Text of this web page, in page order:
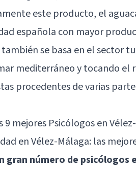
este producto, el
española con mayor
se basa en el sector
mediterráneo y tocando el
procedentes de varias
9 mejores Psicólogos en
en Vélez-Málaga: las
gran número de